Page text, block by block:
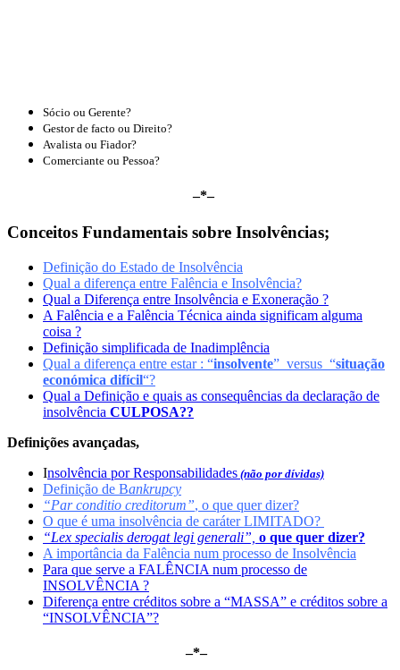
Sócio ou Gerente?
Gestor de facto ou Direito?
Avalista ou Fiador?
Comerciante ou Pessoa?
–*–
Conceitos Fundamentais sobre Insolvências;
Definição do Estado de Insolvência
Qual a diferença entre Falência e Insolvência?
Qual a Diferença entre Insolvência e Exoneração ?
A Falência e a Falência Técnica ainda significam alguma
coisa ?
Definição simplificada de Inadimplência
Qual a diferença entre estar : “insolvente” versus “situação
económica difícil“?
Qual a Definição e quais as consequências da declaração de
insolvência CULPOSA??
Definições avançadas,
Insolvência por Responsabilidades (não por dívidas)
Definição de Bankrupcy
“Par conditio creditorum”, o que quer dizer?
O que é uma insolvência de caráter LIMITADO?
“Lex specialis derogat legi generali”, o que quer dizer?
A importância da Falência num processo de Insolvência
Para que serve a FALÊNCIA num processo de
INSOLVÊNCIA ?
Diferença entre créditos sobre a “MASSA” e créditos sobre a
“INSOLVÊNCIA”?
–*–